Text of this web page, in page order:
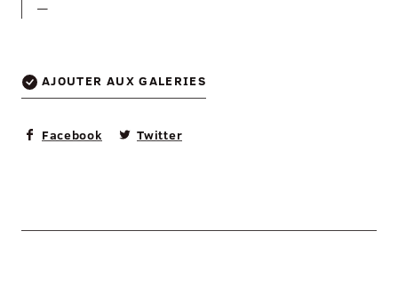
—
AJOUTER AUX GALERIES
Facebook Twitter